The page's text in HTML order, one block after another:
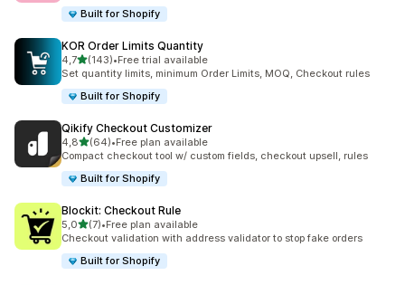
Built for Shopify
KOR Order Limits Quantity
4,7na 5 gwiazdek
(143)
Łączna liczba recenzji: 143
•Free trial available
Set quantity limits, minimum Order Limits, MOQ, Checkout rules
Built for Shopify
Qikify Checkout Customizer
4,8na 5 gwiazdek
(64)
Łączna liczba recenzji: 64
•Free plan available
Compact checkout tool w/ custom fields, checkout upsell, rules
Built for Shopify
Blockit: Checkout Rule
5,0na 5 gwiazdek
(7)
Łączna liczba recenzji: 7
•Free plan available
Checkout validation with address validator to stop fake orders
Built for Shopify